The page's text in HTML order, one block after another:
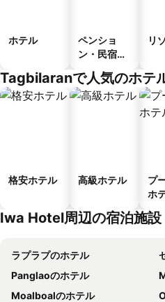
ホテル
ペンショ
ン・民宿・
ス
リ
Tagbilaranで人気のホテ
格安ホテル 高級ホテル
プ
ホ
Iwa Hotel周辺の宿泊施設
ラプラプのホテル
Panglaoのホテル
Moalboalのホテル